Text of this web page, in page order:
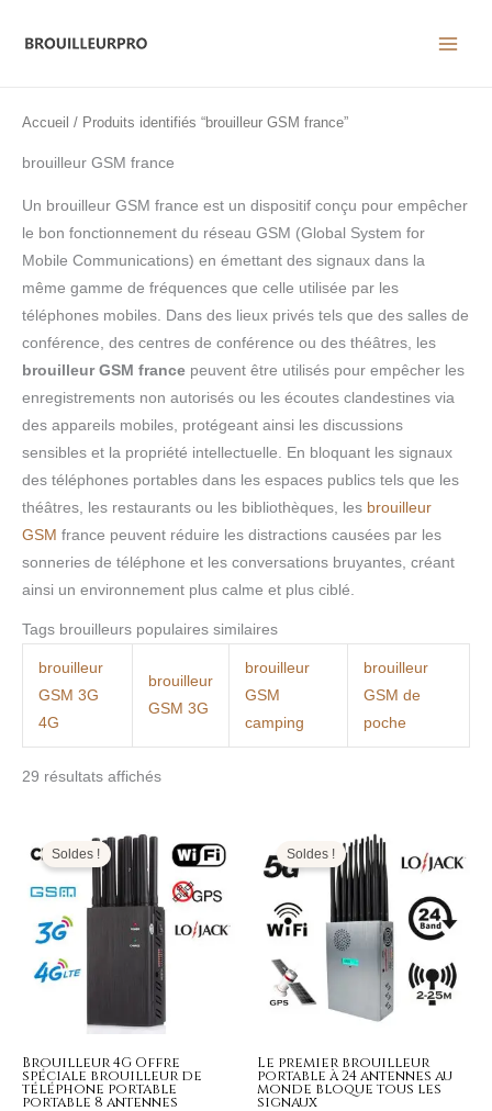
Accueil / Produits identifiés “brouilleur GSM france”
brouilleur GSM france
Un brouilleur GSM france est un dispositif conçu pour empêcher
le bon fonctionnement du réseau GSM (Global System for
Mobile Communications) en émettant des signaux dans la
même gamme de fréquences que celle utilisée par les
téléphones mobiles. Dans des lieux privés tels que des salles de
conférence, des centres de conférence ou des théâtres, les
brouilleur GSM france peuvent être utilisés pour empêcher les
enregistrements non autorisés ou les écoutes clandestines via
des appareils mobiles, protégeant ainsi les discussions
sensibles et la propriété intellectuelle. En bloquant les signaux
des téléphones portables dans les espaces publics tels que les
théâtres, les restaurants ou les bibliothèques, les brouilleur
GSM france peuvent réduire les distractions causées par les
sonneries de téléphone et les conversations bruyantes, créant
ainsi un environnement plus calme et plus ciblé.
Tags brouilleurs populaires similaires
brouilleur
GSM 3G
4G
brouilleur
GSM 3G
brouilleur
GSM
camping
brouilleur
GSM de
poche
29 résultats affichés
Soldes !
Brouilleur 4G Offre
spéciale brouilleur de
téléphone portable
portable 8 antennes
prix
initial
était :
499,00€.
prix
actuel
est :
199,99€.
Soldes !
Le premier brouilleur
portable à 24 antennes au
monde bloque tous les
signaux
initial
était :
1.599,00€.
prix
actuel
est :
799,99€.